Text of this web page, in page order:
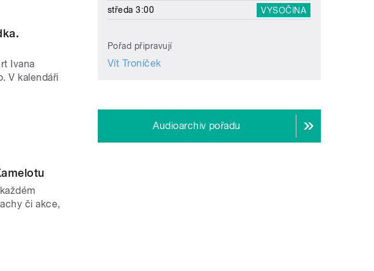
Ivana
V kalendáři
či akce,
středa 3:00
VYSOČINA
Pořad připravují
Vít Troníček
Audioarchiv pořadu